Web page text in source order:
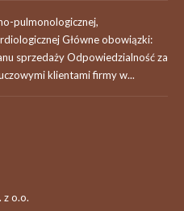
pulmonologicznej,
Główne obowiązki:
sprzedaży Odpowiedzialność za
klientami firmy w...
z o.o.